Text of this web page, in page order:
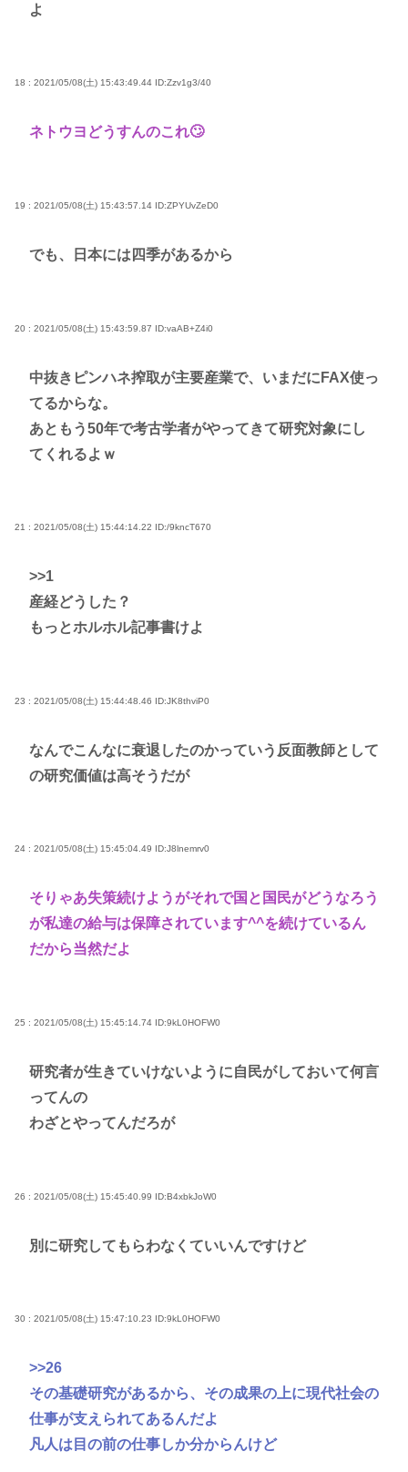
よ
18 : 2021/05/08(土) 15:43:49.44 ID:Zzv1g3/40
ネトウヨどうすんのこれ🙄
19 : 2021/05/08(土) 15:43:57.14 ID:ZPYUvZeD0
でも、日本には四季があるから
20 : 2021/05/08(土) 15:43:59.87 ID:vaAB+Z4i0
中抜きピンハネ搾取が主要産業で、いまだにFAX使っ
てるからな。
あともう50年で考古学者がやってきて研究対象にし
てくれるよｗ
21 : 2021/05/08(土) 15:44:14.22 ID:/9kncT670
>>1
産経どうした？
もっとホルホル記事書けよ
23 : 2021/05/08(土) 15:44:48.46 ID:JK8thviP0
なんでこんなに衰退したのかっていう反面教師として
の研究価値は高そうだが
24 : 2021/05/08(土) 15:45:04.49 ID:J8lnemrv0
そりゃあ失策続けようがそれで国と国民がどうなろう
が私達の給与は保障されています^^を続けているん
だから当然だよ
25 : 2021/05/08(土) 15:45:14.74 ID:9kL0HOFW0
研究者が生きていけないように自民がしておいて何言
ってんの
わざとやってんだろが
26 : 2021/05/08(土) 15:45:40.99 ID:B4xbkJoW0
別に研究してもらわなくていいんですけど
30 : 2021/05/08(土) 15:47:10.23 ID:9kL0HOFW0
>>26
その基礎研究があるから、その成果の上に現代社会の
仕事が支えられてあるんだよ
凡人は目の前の仕事しか分からんけど